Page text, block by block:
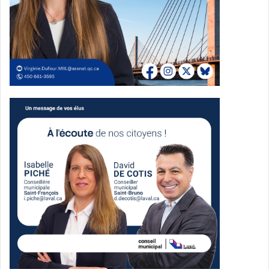
L’objectif était aussi de créer un espace propice aux
rencontres, dans une atmosphère inclusive et festive.
Parmi les commentaires recueillis sur place, plusieurs
participants ont souligné l’originalité du concept et
l’ambiance de l’événement.
« J’ai vraiment aimé le concept course et danse », a
notamment affirmé une participante nommée Marie.
Un autre participant, Kevin, a pour sa part résumé son
expérience en disant que « la communauté est incroyable
Jasmine a aussi dit avoir apprécié « la danse, la course, la
vibe » et a indiqué vouloir revenir à une prochaine édition.